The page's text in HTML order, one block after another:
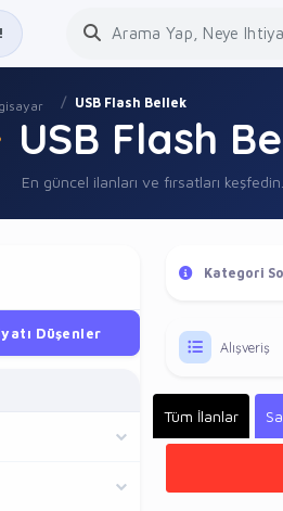
USB Flash Bellek
USB Flash
En güncel ilanları ve fırsatları keşfedin.
Düşenler
Kategori
Alışveriş
Tüm İlanlar